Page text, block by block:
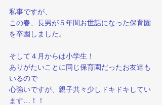
私事ですが、
この春、長男が５年間お世話になった保育園
を卒園しました。
そして４月からは小学生！
ありがたいことに同じ保育園だったお友達も
いるので
心強いですが、親子共々少しドキドキしてい
ます…！！